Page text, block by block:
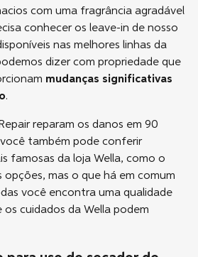
com uma fragrância agradável
conhecer os leave-in de nosso
nas melhores linhas da
dizer com propriedade que
mudanças significativas
.
reparam os danos em 90
também pode conferir
famosas da loja Wella, como o
opções, mas o que há em comum
você encontra uma qualidade
cuidados da Wella podem